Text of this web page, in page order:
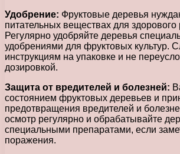
Удобрение: Фруктовые деревья
питательных веществах для здорового
Регулярно удобряйте деревья
удобрениями для фруктовых культур.
инструкциям на упаковке и не
дозировкой.
Защита от вредителей и болезней:
состоянием фруктовых деревьев и
предотвращения вредителей и
осмотр регулярно и обрабатывайте
специальными препаратами, если
поражения.